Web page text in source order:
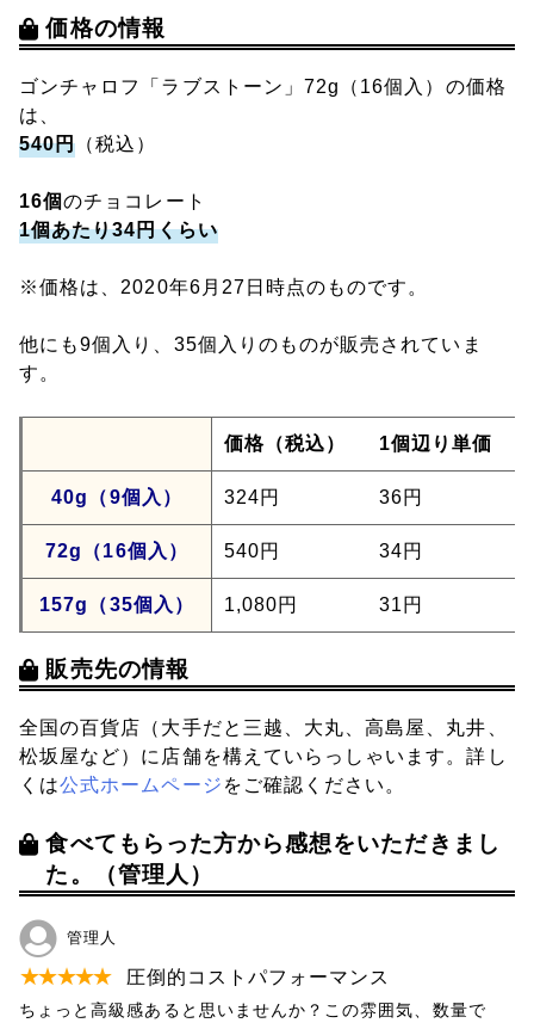
価格の情報
ゴンチャロフ「ラブストーン」72g（16個入）の価格
は、
540円 （税込）
16個のチョコレート
1個あたり34円くらい
※価格は、2020年6月27日時点のものです。
他にも9個入り、35個入りのものが販売されていま
す。
価格（税込） 1個辺り単価
40g（9個入） 324円 36円
72g（16個入） 540円 34円
157g（35個入） 1,080円 31円
販売先の情報
全国の百貨店（大手だと三越、大丸、高島屋、丸井、
松坂屋など）に店舗を構えていらっしゃいます。詳し
くは公式ホームページ をご確認ください。
食べてもらった方から感想をいただきまし
た。（管理人）
管理人
★★★★★ 圧倒的コストパフォーマンス
ちょっと高級感あると思いませんか？この雰囲気、数量で